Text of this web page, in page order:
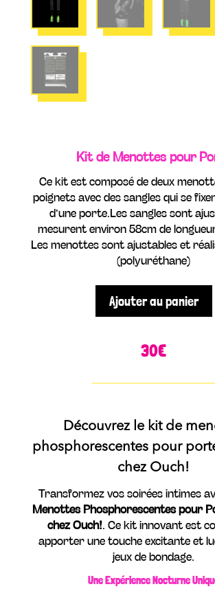
Kit de Menottes pour
Ce kit est composé de deux
poignets avec des sangles qui se
d’une porte.Les sangles sont
mesurent environ 58cm de
Les menottes sont ajustables et
(polyuréthane)
Ajouter au panier
30€
Découvrez le kit de
phosphorescentes pour
chez Ouch!
Transformez vos soirées intimes
Menottes Phosphorescentes pour
chez Ouch!. Ce kit innovant est
apporter une touche excitante et
jeux de bondage.
Une Expérience Nocturne